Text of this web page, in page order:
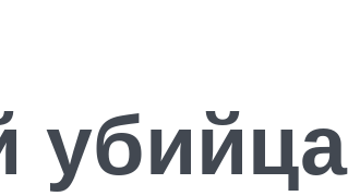
убийца